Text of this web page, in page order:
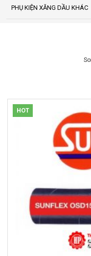
PHỤ KIỆN XĂNG DẦU KHÁC
HOT